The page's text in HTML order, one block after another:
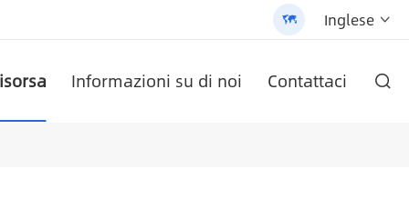
 Inglese 
Informazioni su di noi Contattaci 